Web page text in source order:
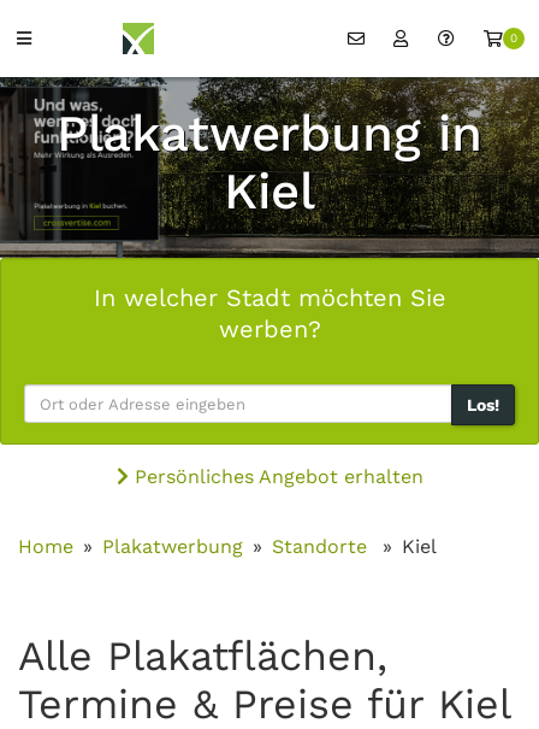
0
Plakatwerbung in
Kiel
In welcher Stadt möchten Sie
werben?
Los!
Persönliches Angebot erhalten
Home Plakatwerbung Standorte Kiel
Alle Plakatflächen,
Termine & Preise für Kiel